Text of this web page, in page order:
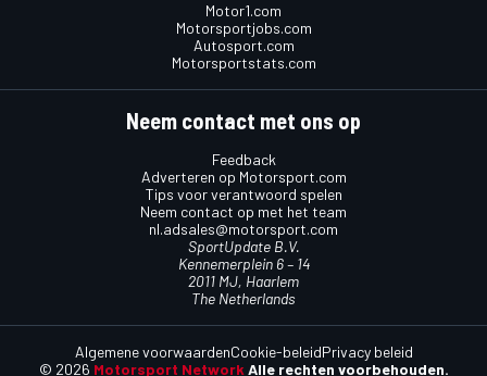
Motor1.com
Motorsportjobs.com
Autosport.com
Motorsportstats.com
Neem contact met ons op
Feedback
Adverteren op Motorsport.com
Tips voor verantwoord spelen
Neem contact op met het team
nl.adsales@motorsport.com
SportUpdate B.V.
Kennemerplein 6 – 14
2011 MJ, Haarlem
The Netherlands
© 2026 Motorsport Network Alle rechten voorbehouden.
Algemene voorwaardenCookie-beleidPrivacy beleid